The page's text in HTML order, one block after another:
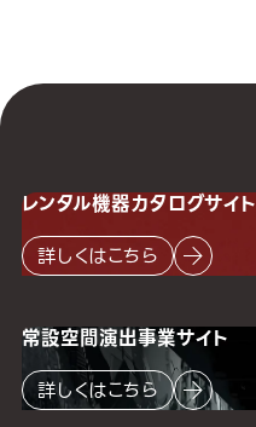
レンタル機器カタログサイト
詳しくはこちら
常設空間演出事業サイト
詳しくはこちら